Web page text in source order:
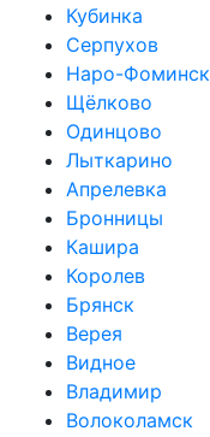
Кубинка
Серпухов
Наро-Фоминск
Щёлково
Одинцово
Лыткарино
Апрелевка
Бронницы
Кашира
Королев
Брянск
Верея
Видное
Владимир
Волоколамск